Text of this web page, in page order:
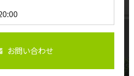
お問い合わせ